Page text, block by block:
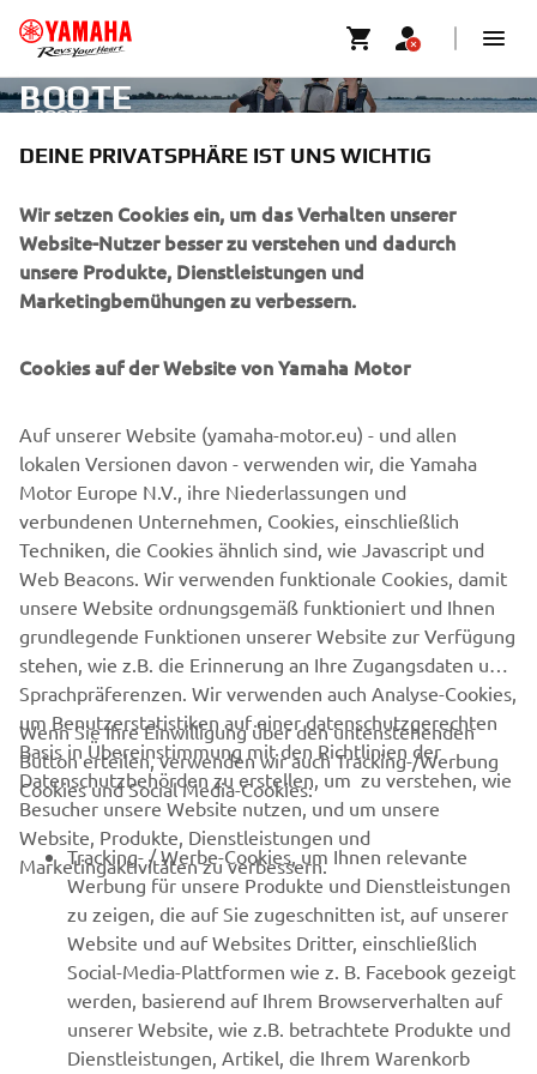
BOOTE
BOOTE
UNTERNEHMEN
B2B
NEWSLETTER
Erfahre als Erster von den neuesten Angeboten,
Sonderveranstaltungen, Neuerscheinungen und vielem mehr.
ABONNIEREN
Lesen Sie unsere Datenschutzrichtlinie, um zu erfahren, wie wir
Ihre persönlichen Daten verarbeiten:Datenschutzerklärung
Germany (German)
© Copyright - 2026 Yamaha Motor Europe N.V. - All Rights
Reserved
DEINE PRIVATSPHÄRE IST UNS WICHTIG
Wir setzen Cookies ein, um das Verhalten unserer
Website-Nutzer besser zu verstehen und dadurch
unsere Produkte, Dienstleistungen und
Marketingbemühungen zu verbessern.
Cookies auf der Website von Yamaha Motor
Auf unserer Website (yamaha-motor.eu) - und allen
lokalen Versionen davon - verwenden wir, die Yamaha
Motor Europe N.V., ihre Niederlassungen und
verbundenen Unternehmen, Cookies, einschließlich
Techniken, die Cookies ähnlich sind, wie Javascript und
Web Beacons. Wir verwenden funktionale Cookies, damit
unsere Website ordnungsgemäß funktioniert und Ihnen
grundlegende Funktionen unserer Website zur Verfügung
stehen, wie z.B. die Erinnerung an Ihre Zugangsdaten und
Sprachpräferenzen. Wir verwenden auch Analyse-Cookies,
um Benutzerstatistiken auf einer datenschutzgerechten
Basis in Übereinstimmung mit den Richtlinien der
Datenschutzbehörden zu erstellen, um zu verstehen, wie
Besucher unsere Website nutzen, und um unsere
Website, Produkte, Dienstleistungen und
Marketingaktivitäten zu verbessern.
Wenn Sie Ihre Einwilligung über den untenstehenden
Button erteilen, verwenden wir auch Tracking-/Werbung
Cookies und Social Media-Cookies:
Tracking- / Werbe-Cookies, um Ihnen relevante
Werbung für unsere Produkte und Dienstleistungen
zu zeigen, die auf Sie zugeschnitten ist, auf unserer
Website und auf Websites Dritter, einschließlich
Social-Media-Plattformen wie z. B. Facebook gezeigt
werden, basierend auf Ihrem Browserverhalten auf
unserer Website, wie z.B. betrachtete Produkte und
Dienstleistungen, Artikel, die Ihrem Warenkorb